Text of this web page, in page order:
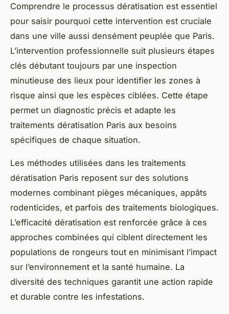
Comprendre le processus dératisation est essentiel
pour saisir pourquoi cette intervention est cruciale
dans une ville aussi densément peuplée que Paris.
L’intervention professionnelle suit plusieurs étapes
clés débutant toujours par une inspection
minutieuse des lieux pour identifier les zones à
risque ainsi que les espèces ciblées. Cette étape
permet un diagnostic précis et adapte les
traitements dératisation Paris aux besoins
spécifiques de chaque situation.
Les méthodes utilisées dans les traitements
dératisation Paris reposent sur des solutions
modernes combinant pièges mécaniques, appâts
rodenticides, et parfois des traitements biologiques.
L’efficacité dératisation est renforcée grâce à ces
approches combinées qui ciblent directement les
populations de rongeurs tout en minimisant l’impact
sur l’environnement et la santé humaine. La
diversité des techniques garantit une action rapide
et durable contre les infestations.